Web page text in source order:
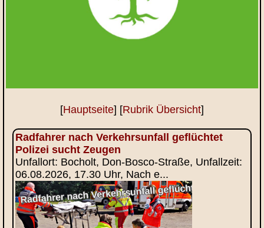
[Hauptseite] [Rubrik Übersicht]
Radfahrer nach Verkehrsunfall geflüchtet
Polizei sucht Zeugen
Unfallort: Bocholt, Don-Bosco-Straße, Unfallzeit:
06.08.2026, 17.30 Uhr, Nach e...